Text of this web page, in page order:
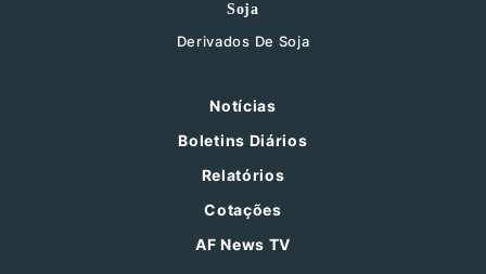
Soja
Derivados De Soja
Notícias
Boletins Diários
Relatórios
Cotações
AF News TV